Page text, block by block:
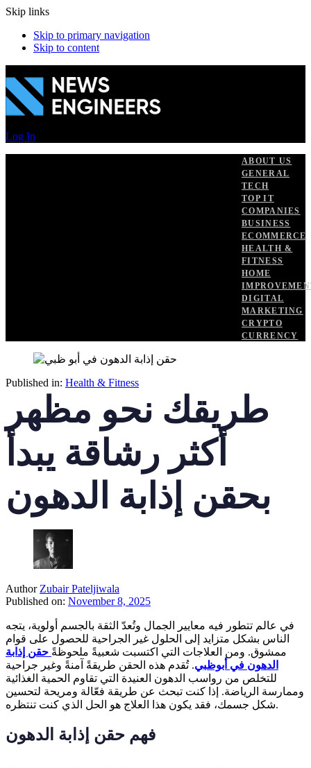
Skip links
Skip to primary navigation
Skip to content
Log In
ABOUT US
GENERAL
TECH
TOP IT
COMPANIES
BUSINESS
ECOMMERCE
HEALTH &
FITNESS
HOME
DIGITAL
MARKETING
CRYPTO
CURRENCY
Published in: Health & Fitness
طريقك نحو مظهر
أكثر رشاقة يبدأ
بحقن إذابة الدهون
Author Zubair Pateljiwala
Published on: November 8, 2025
في عالم تتطور فيه معايير الجمال وتُعدّ الثقة بالجسم أولوية، يتجه
الناس بشكل متزايد إلى الحلول غير الجراحية للحصول على قوام
ممشوق. ومن العلاجات التي اكتسبت شعبيةً ملحوظةً حقن إذابة
الدهون في أبوظبي. تُقدم هذه الحقن طريقةً آمنةً وغير جراحية
للتخلص من رواسب الدهون العنيدة التي تقاوم الحمية الغذائية
وممارسة الرياضة. إذا كنت تبحث عن طريقة فعّالة ومريحة لتحسين
شكل جسمك، فقد يكون هذا العلاج هو الحل الذي كنت تنتظره.
فهم حقن إذابة الدهون